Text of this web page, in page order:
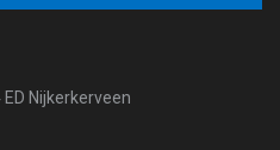
Nijkerkerveen